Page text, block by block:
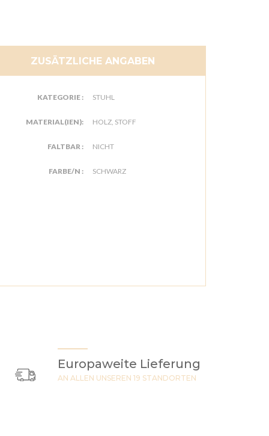
ZUSÄTZLICHE ANGABEN
KATEGORIE : STUHL
MATERIAL(IEN): HOLZ, STOFF
FALTBAR : NICHT
FARBE/N : SCHWARZ
Europaweite Lieferung
AN ALLEN UNSEREN 19 STANDORTEN